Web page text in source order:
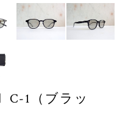
C-1（ブラッ